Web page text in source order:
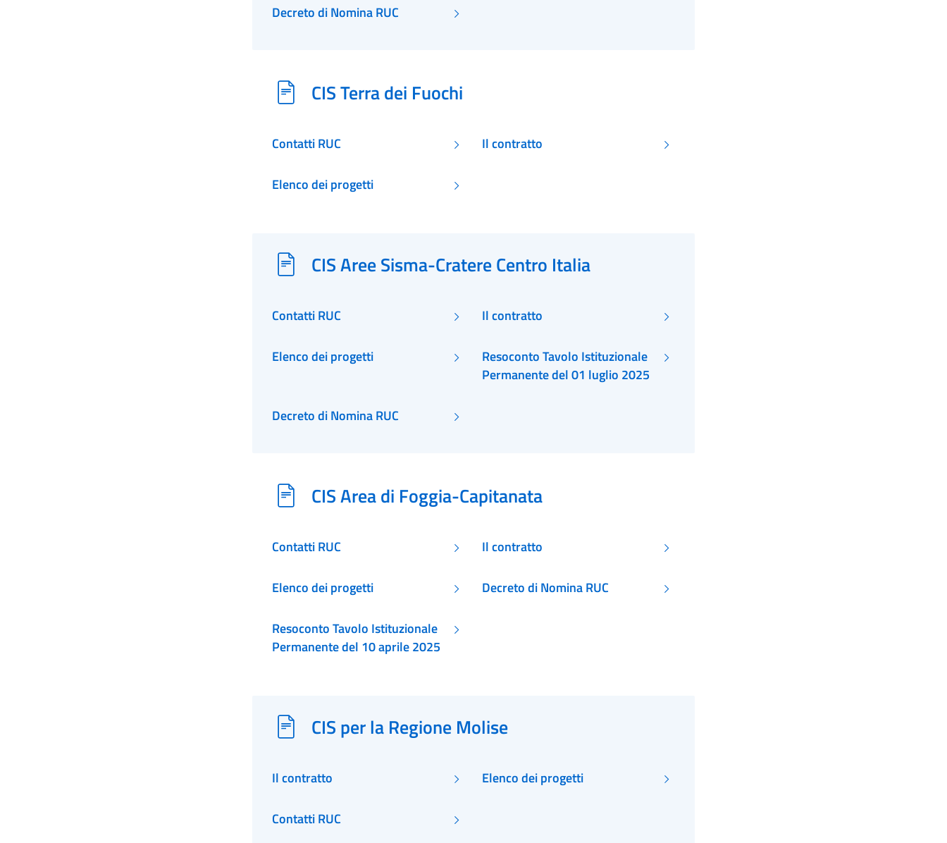
Decreto di Nomina RUC
CIS Terra dei Fuochi
Contatti RUC Il contratto
Elenco dei progetti
CIS Aree Sisma-Cratere Centro Italia
Contatti RUC Il contratto
Elenco dei progetti
Resoconto Tavolo Istituzionale
Permanente del 01 luglio 2025
Decreto di Nomina RUC
CIS Area di Foggia-Capitanata
Contatti RUC Il contratto
Elenco dei progetti Decreto di Nomina RUC
Resoconto Tavolo Istituzionale
Permanente del 10 aprile 2025
CIS per la Regione Molise
Il contratto Elenco dei progetti
Contatti RUC